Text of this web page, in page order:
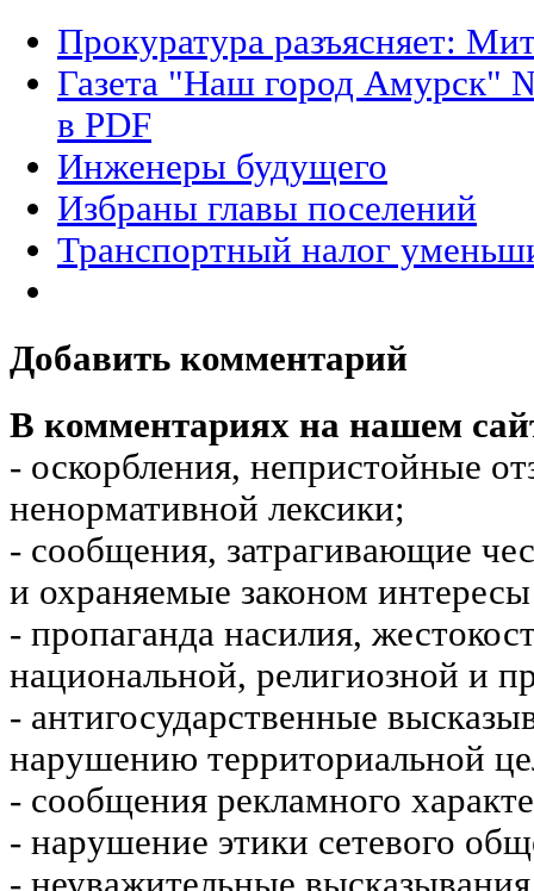
Прокуратура разъясняет:
Газета "Наш город Амурск"
в PDF
Инженеры будущего
Избраны главы поселений
Транспортный налог
Добавить комментарий
В комментариях на нашем
- оскорбления, непристойные
ненормативной лексики;
- сообщения, затрагивающие
и охраняемые законом
- пропаганда насилия,
национальной, религиозной и
- антигосударственные
нарушению территориальной
- сообщения рекламного
- нарушение этики сетевого